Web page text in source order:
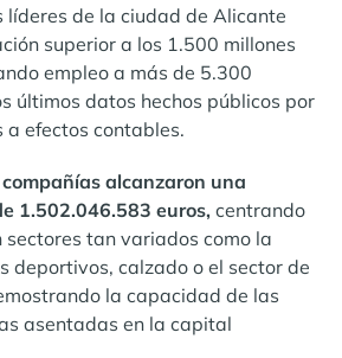
líderes de la ciudad de Alicante
superior a los 1.500 millones
empleo a más de 5.300
últimos datos hechos públicos por
efectos contables.
alcanzaron una
1.502.046.583 euros, centrando
tan variados como la
deportivos, calzado o el sector de
la capacidad de las
asentadas en la capital